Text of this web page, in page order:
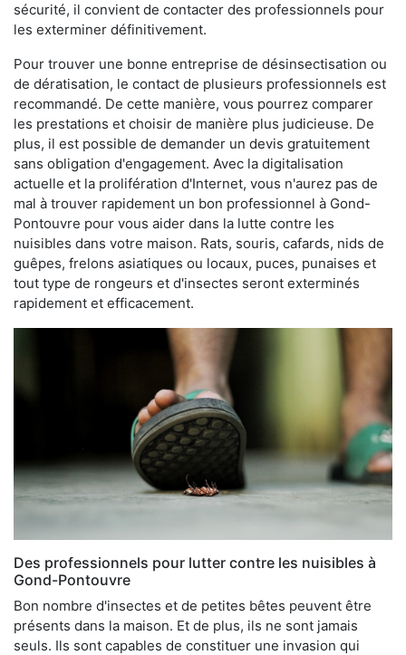
sécurité, il convient de contacter des professionnels pour
les exterminer définitivement.
Pour trouver une bonne entreprise de désinsectisation ou
de dératisation, le contact de plusieurs professionnels est
recommandé. De cette manière, vous pourrez comparer
les prestations et choisir de manière plus judicieuse. De
plus, il est possible de demander un devis gratuitement
sans obligation d'engagement. Avec la digitalisation
actuelle et la prolifération d'Internet, vous n'aurez pas de
mal à trouver rapidement un bon professionnel à Gond-
Pontouvre pour vous aider dans la lutte contre les
nuisibles dans votre maison. Rats, souris, cafards, nids de
guêpes, frelons asiatiques ou locaux, puces, punaises et
tout type de rongeurs et d'insectes seront exterminés
rapidement et efficacement.
Des professionnels pour lutter contre les nuisibles à
Gond-Pontouvre
Bon nombre d'insectes et de petites bêtes peuvent être
présents dans la maison. Et de plus, ils ne sont jamais
seuls. Ils sont capables de constituer une invasion qui